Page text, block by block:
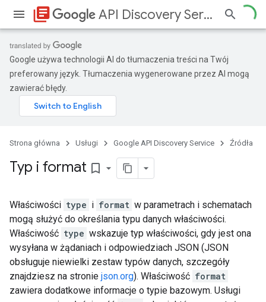
library_books API Discovery Service
Google używa technologii AI do tłumaczenia treści na Twój
preferowany język. Tłumaczenia wygenerowane przez AI mogą
zawierać błędy.
Strona główna Usługi Google API Discovery Service Źródła
Typ i format bookmark_border
Właściwości type i format w parametrach i schematach
mogą służyć do określania typu danych właściwości.
Właściwość type wskazuje typ właściwości, gdy jest ona
wysyłana w żądaniach i odpowiedziach JSON (JSON
obsługuje niewielki zestaw typów danych, szczegóły
znajdziesz na stronie json.org). Właściwość format
zawiera dodatkowe informacje o typie bazowym. Usługi